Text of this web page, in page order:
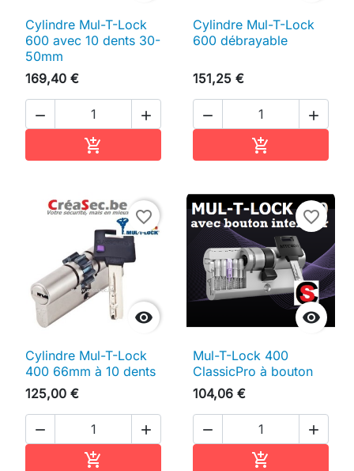
Cylindre Mul-T-Lock
600 avec 10 dents 30-
50mm
169,40 €
 

Cylindre Mul-T-Lock
600 débrayable
151,25 €
 


favorite_border
Cylindre Mul-T-Lock
400 66mm à 10 dents
125,00 €
 


favorite_border
Mul-T-Lock 400
ClassicPro à bouton
104,06 €
 
